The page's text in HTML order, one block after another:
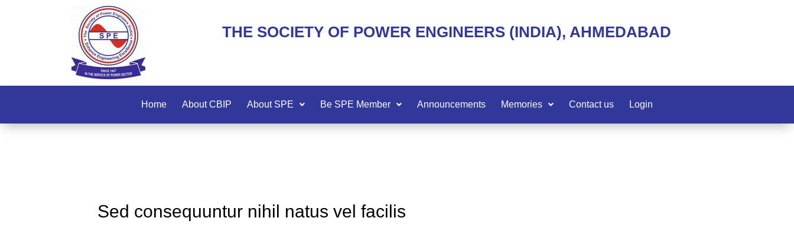
THE SOCIETY OF POWER ENGINEERS (INDIA), AHMEDABAD
Home About CBIP About SPE Be SPE Member Announcements Memories Contact us Login
Sed consequuntur nihil natus vel facilis